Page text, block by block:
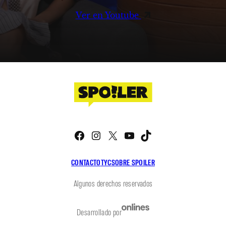
Ver en Youtube
CONTACTOTYCSOBRE SPOILER
Facebook
Instagram
X YouTube
Algunos derechos reservados
Desarrollado por